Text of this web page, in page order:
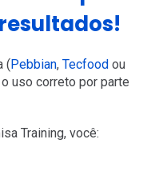
(Pebbian, Tecfoodou
uso correto por parte
Training, você: